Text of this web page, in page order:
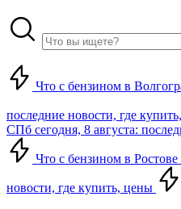
Что с бензином в
последние новости, где
СПб сегодня, 8 августа:
Что с бензином в Ростове
новости, где купить, цены